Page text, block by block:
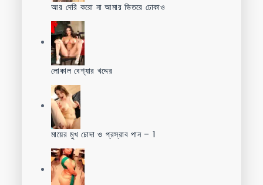
আর দেরি করো না আমার ভিতরে ঢোকাও
লোকাল বেশ্যার খদ্দের
মায়ের মুখ চোদা ও প্রস্রাব পান – 1